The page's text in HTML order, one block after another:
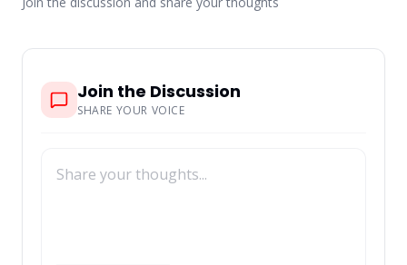
Join the Discussion
SHARE YOUR VOICE